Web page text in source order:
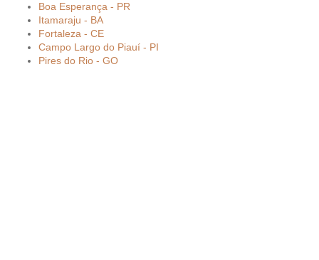
Boa Esperança - PR
Itamaraju - BA
Fortaleza - CE
Campo Largo do Piauí - PI
Pires do Rio - GO